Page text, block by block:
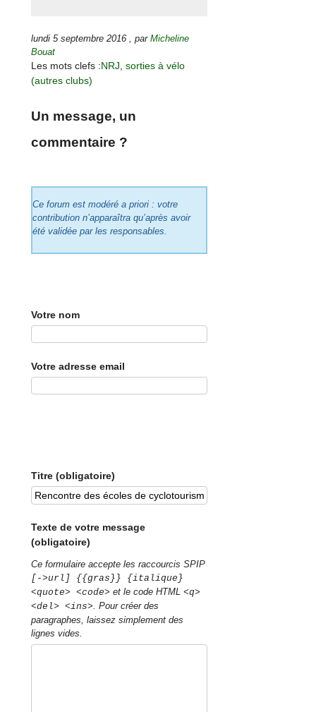
lundi 5 septembre 2016 ,parMicheline
Bouat
Les mots clefs :NRJ ,sorties à vélo
(autres clubs)
Un message, un
commentaire ?
Ce forum est modéré a priori : votre
contribution n’apparaîtra qu’après avoir
été validée par les responsables.
Votre nom
Votre adresse email
Titre (obligatoire)
Texte de votre message
(obligatoire)
Ce formulaire accepte les raccourcis SPIP
[->url] {{gras}} {italique}
<quote> <code> et le code HTML<q>
<del> <ins> . Pour créer des
paragraphes, laissez simplement des
lignes vides.